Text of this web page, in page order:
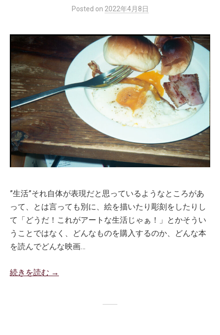
Posted on 2022年4月8日
”生活”それ自体が表現だと思っているようなところがあ
って、とは言っても別に、絵を描いたり彫刻をしたりし
て「どうだ！これがアートな生活じゃぁ！」とかそうい
うことではなく、どんなものを購入するのか、どんな本
を読んでどんな映画…
続きを読む →